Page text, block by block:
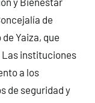
de
Yaiza, que
Las instituciones
a los
de seguridad y